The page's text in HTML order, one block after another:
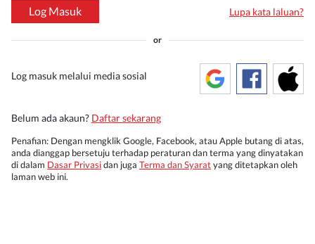
Log Masuk Lupa kata laluan?
or
Log masuk melalui media sosial
Belum ada akaun? Daftar sekarang
Penafian: Dengan mengklik Google, Facebook, atau Apple butang di atas,
anda dianggap bersetuju terhadap peraturan dan terma yang dinyatakan
di dalam Dasar Privasidan juga Terma dan Syaratyang ditetapkan oleh
laman web ini.